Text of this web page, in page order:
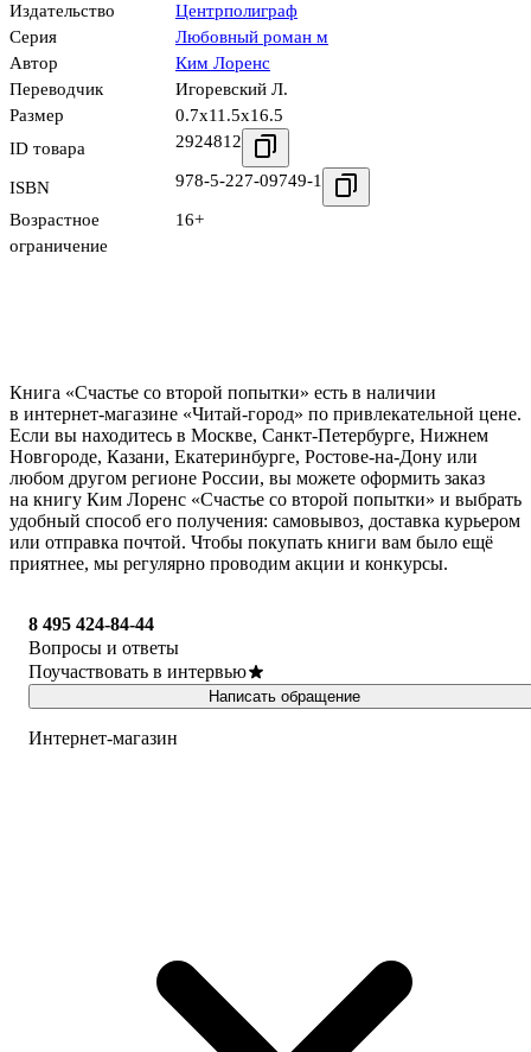
Издательство
Центрполиграф
Серия
Любовный роман м
Автор
Ким Лоренс
Переводчик
Игоревский Л.
Размер
0.7x11.5x16.5
ID товара
2924812
ISBN 978-5-227-09749-1
Возрастное
ограничение
16+
Книга «Счастье со второй попытки» есть в наличии
в интернет-магазине «Читай-город» по привлекательной цене.
Если вы находитесь в Москве, Санкт-Петербурге, Нижнем
Новгороде, Казани, Екатеринбурге, Ростове-на-Дону или
любом другом регионе России, вы можете оформить заказ
на книгу Ким Лоренс «Счастье со второй попытки» и выбрать
удобный способ его получения: самовывоз, доставка курьером
или отправка почтой. Чтобы покупать книги вам было ещё
приятнее, мы регулярно проводим акции и конкурсы.
8 495 424-84-44
Вопросы и ответы
Поучаствовать в интервью
Написать обращение
Интернет-магазин